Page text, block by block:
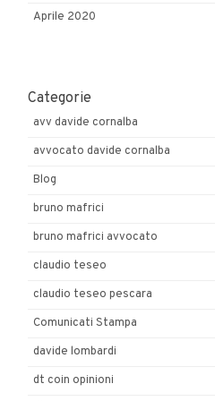
Aprile 2020
Categorie
avv davide cornalba
avvocato davide cornalba
Blog
bruno mafrici
bruno mafrici avvocato
claudio teseo
claudio teseo pescara
Comunicati Stampa
davide lombardi
dt coin opinioni